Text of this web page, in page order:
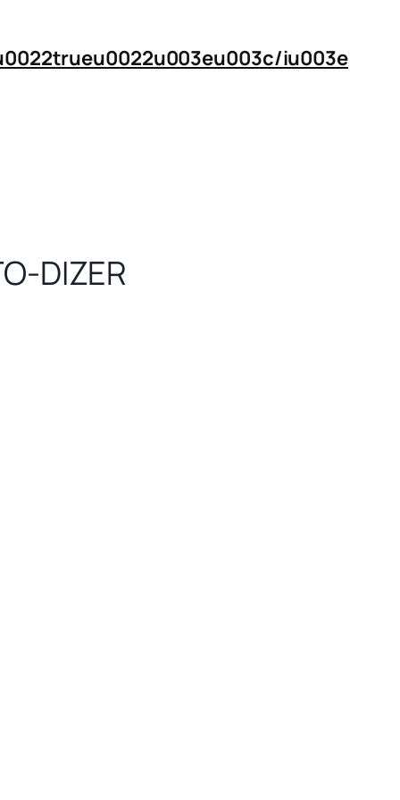
iu003e
DIZER